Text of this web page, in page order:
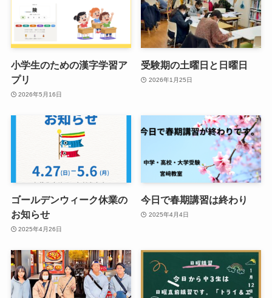
小学生のための漢字学習ア
プリ
2026年5月16日
受験期の土曜日と日曜日
2026年1月25日
ゴールデンウィーク休業の
お知らせ
2025年4月26日
今日で春期講習は終わり
2025年4月4日